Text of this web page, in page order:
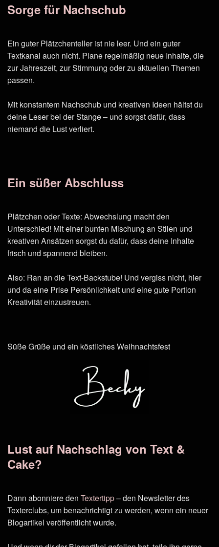
Sorge für Nachschub
Ein guter Plätzchenteller ist nie leer. Und ein guter
Textkanal auch nicht. Plane regelmäßig neue Inhalte, die
zur Jahreszeit, zur Stimmung oder zu aktuellen Themen
passen.
Mit konstantem Nachschub und kreativen Ideen hältst du
deine Leser bei der Stange – und sorgst dafür, dass
niemand die Lust verliert.
Ein süßer Abschluss
Plätzchen oder Texte: Abwechslung macht den
Unterschied! Mit einer bunten Mischung an Stilen und
kreativen Ansätzen sorgst du dafür, dass deine Inhalte
frisch und spannend bleiben.
Also: Ran an die Text-Backstube! Und vergiss nicht, hier
und da eine Prise Persönlichkeit und eine gute Portion
Kreativität einzustreuen.
Süße Grüße und ein köstliches Weihnachtsfest
Lust auf Nachschlag von Text &
Cake?
Dann abonniere den Textertipp– den Newsletter des
Texterclubs, um benachrichtigt zu werden, wenn ein neuer
Blogartikel veröffentlicht wurde.